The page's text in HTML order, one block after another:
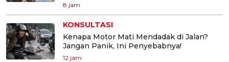
8 jam
KONSULTASI
Kenapa Motor Mati Mendadak di Jalan?
Jangan Panik, Ini Penyebabnya!
12 jam